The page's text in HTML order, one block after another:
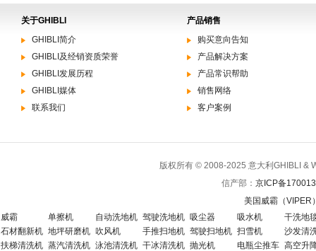
关于GHIBLI
GHIBLI简介
GHIBLI及经销资质荣誉
GHIBLI发展历程
GHIBLI媒体
联系我们
产品销售
购买意向告知
产品解决方案
产品常识帮助
销售网络
客户案例
版权所有 © 2008-2025 意大利GHIBLI &
信产部： 京ICP备
美国威霸（VIPER
威霸
单擦机 自动洗地机 驾驶洗地机 吸尘器 吸水机
干洗地
石材翻新机 地坪研磨机 吹风机 手推扫地机 驾驶扫地机 扫雪机
沙发清
扶梯清洗机 蒸汽清洗机 泳池清洗机 干冰清洗机 抛光机 电瓶尘推车 高空升